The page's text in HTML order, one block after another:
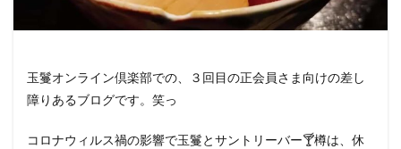
玉鬘オンライン倶楽部での、３回目の正会員さま向けの差し
障りあるブログです。笑っ
コロナウィルス禍の影響で玉鬘とサントリーバー🍸️樽は、休